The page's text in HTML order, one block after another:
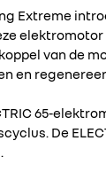
Extreme
van de
en
65-
De